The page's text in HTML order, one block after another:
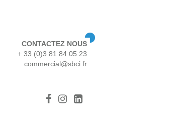
CONTACTEZ NOUS
+ 33 (0)3 81 84 05 23
commercial@sbci.fr